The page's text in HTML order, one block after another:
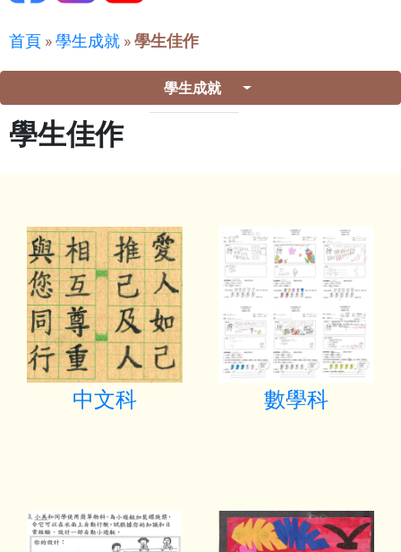
首頁 »學生成就 »學生佳作
學生成就
學生佳作
中文科 數學科